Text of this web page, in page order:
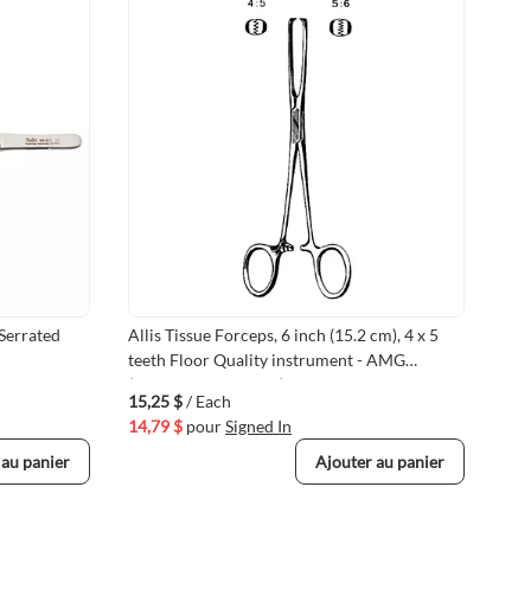
panier
Allis Tissue Forceps, 6 inch (15.2 cm), 4 x 5
teeth Floor Quality instrument - AMG
(VMAMG572230-FL)
15,25 $/ Each
14,79 $ pourSigned In
Ajouter au panier